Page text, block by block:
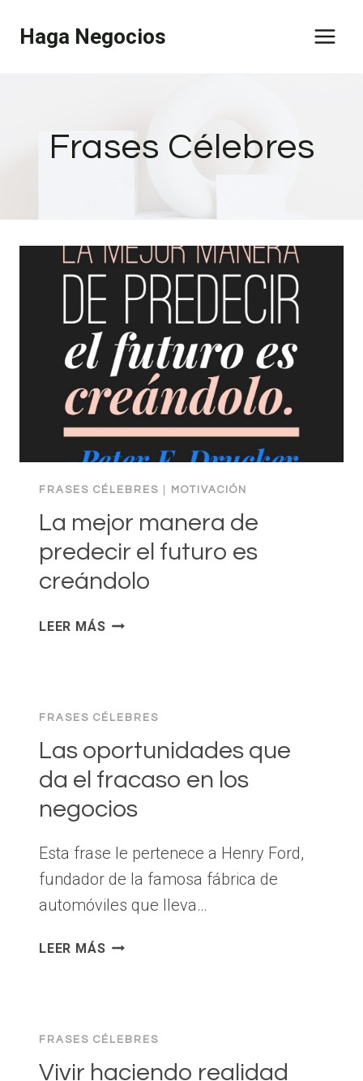
Haga Negocios
Frases Célebres
FRASES CÉLEBRES MOTIVACIÓN
La mejor manera de
predecir el futuro es
creándolo
LEER MÁS LA
EL
FUTURO
ES
CREÁNDOLO
FRASES CÉLEBRES
Las oportunidades que
da el fracaso en los
negocios
Esta frase le pertenece a Henry Ford,
fundador de la famosa fábrica de
automóviles que lleva…
LEER MÁS LAS
FRACASO
EN
FRASES CÉLEBRES
Vivir haciendo realidad